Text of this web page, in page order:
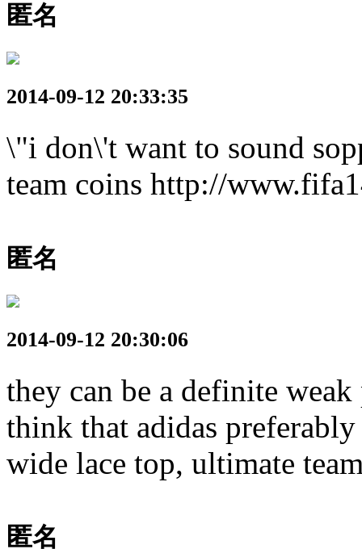
匿名
2014-09-12 20:33:35
\"i don\'t want to sound
team coins http://
匿名
2014-09-12 20:30:06
they can be a definite
think that adidas
wide lace top, ultimate
匿名